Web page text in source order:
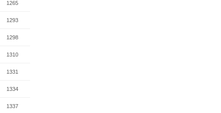
1265
1293
1298
1310
1331
1334
1337